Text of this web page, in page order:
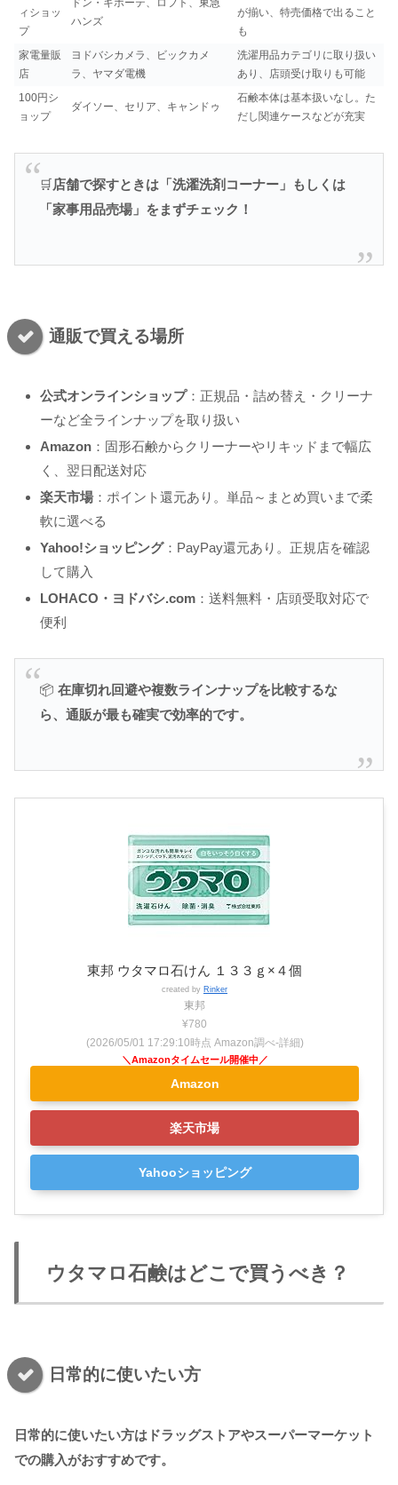
ィショッ
プ
ドン・キホーテ、ロフト、東急
ハンズ
が揃い、特売価格で出ること
も
家電量販
店
ヨドバシカメラ、ビックカメ
ラ、ヤマダ電機
洗濯用品カテゴリに取り扱い
あり、店頭受け取りも可能
100円シ
ョップ
ダイソー、セリア、キャンドゥ
石鹸本体は基本扱いなし。た
だし関連ケースなどが充実
🛒店舗で探すときは「洗濯洗剤コーナー」もしくは
「家事用品売場」をまずチェック！
通販で買える場所
公式オンラインショップ：正規品・詰め替え・クリーナ
ーなど全ラインナップを取り扱い
Amazon ：固形石鹸からクリーナーやリキッドまで幅広
く、翌日配送対応
楽天市場 ：ポイント還元あり。単品～まとめ買いまで柔
軟に選べる
Yahoo!ショッピング：PayPay還元あり。正規店を確認
して購入
LOHACO・ヨドバシ.com ：送料無料・店頭受取対応で
便利
📦 在庫切れ回避や複数ラインナップを比較するな
ら、通販が最も確実で効率的です。
東邦 ウタマロ石けん １３３ｇ×４個
created by Rinker
東邦
¥780
(2026/05/01 17:29:10時点 Amazon調べ-詳細)
Amazon
楽天市場
Yahooショッピング
ウタマロ石鹸はどこで買うべき？
日常的に使いたい方
日常的に使いたい方はドラッグストアやスーパーマーケット
での購入がおすすめです。